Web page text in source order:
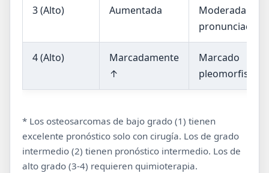
3 (Alto) Aumentada
Moderada a
pronunciada
4 (Alto)
Marcadamente
↑
Marcado
pleomorfismo
* Los osteosarcomas de bajo grado (1) tienen
excelente pronóstico solo con cirugía. Los de grado
intermedio (2) tienen pronóstico intermedio. Los de
alto grado (3-4) requieren quimioterapia.